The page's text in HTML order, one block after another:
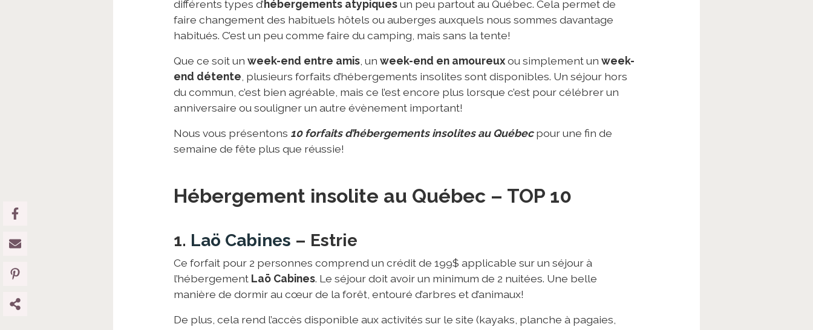
différents types d’hébergements atypiquesun peu partout au Québec. Cela permet de
faire changement des habituels hôtels ou auberges auxquels nous sommes davantage
habitués. C’est un peu comme faire du camping, mais sans la tente!
Que ce soit un week-end entre amis , un week-end en amoureuxou simplement un week-
end détente , plusieurs forfaits d’hébergements insolites sont disponibles. Un séjour hors
du commun, c’est bien agréable, mais ce l’est encore plus lorsque c’est pour célébrer un
anniversaire ou souligner un autre évènement important!
Nous vous présentons 10 forfaits d’hébergements insolites au Québecpour une fin de
semaine de fête plus que réussie!
Hébergement insolite au Québec – TOP 10
1. Laö Cabines – Estrie
Ce forfait pour 2 personnes comprend un crédit de 199$ applicable sur un séjour à
l’hébergement Laö Cabines. Le séjour doit avoir un minimum de 2 nuitées. Une belle
manière de dormir au cœur de la forêt, entouré d’arbres et d’animaux!
De plus, cela rend l’accès disponible aux activités sur le site (kayaks, planche à pagaies,